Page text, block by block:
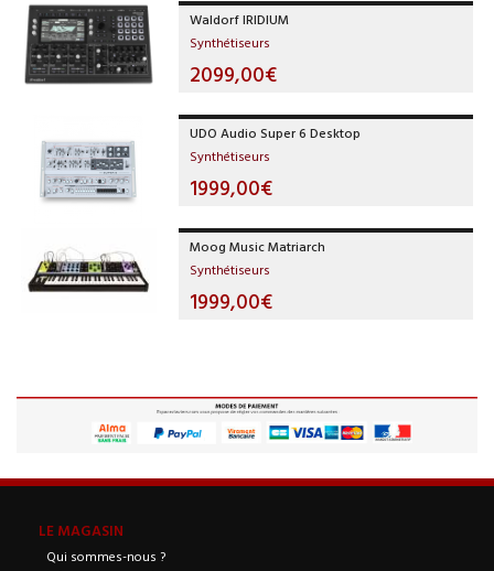
Waldorf IRIDIUM
Synthétiseurs
2099,00€
UDO Audio Super 6 Desktop
Synthétiseurs
1999,00€
Moog Music Matriarch
Synthétiseurs
1999,00€
LE MAGASIN
Qui sommes-nous ?